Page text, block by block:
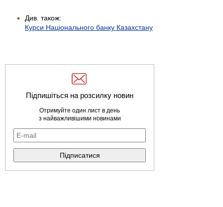
Див. також:
Курси Національного банку Казахстану
Підпишіться на розсилку новин
Отримуйте один лист в день
з найважливішими новинами